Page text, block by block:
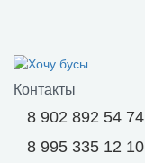
Контакты
8 902 892 54 74
8 995 335 12 10